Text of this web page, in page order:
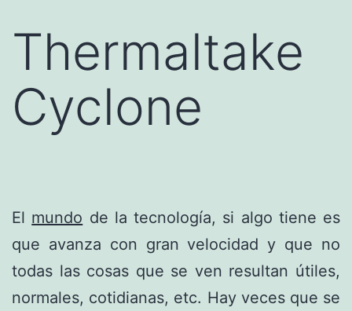
Thermaltake
Cyclone
El mundo de la tecnología, si algo tiene es
que avanza con gran velocidad y que no
todas las cosas que se ven resultan útiles,
normales, cotidianas, etc. Hay veces que se